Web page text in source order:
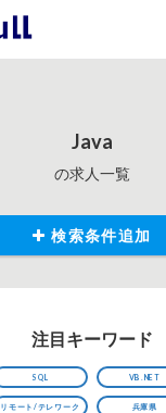
Java
の求人一覧
検索条件追加
注目キーワード
SQL VB.NET
リモート/テレワーク 兵庫県